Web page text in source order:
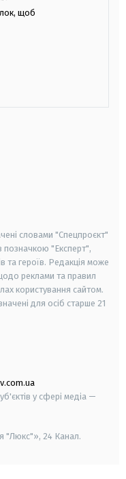
щоб
словами "Спецпроєкт"
позначкою "Експерт",
та героїв. Редакція може
реклами та правил
користування сайтом.
для осіб старше 21
у сфері медіа —
"Люкс"», 24 Канал.